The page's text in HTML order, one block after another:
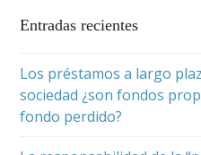
Entradas recientes
Los préstamos a largo
sociedad ¿son fondos
fondo perdido?